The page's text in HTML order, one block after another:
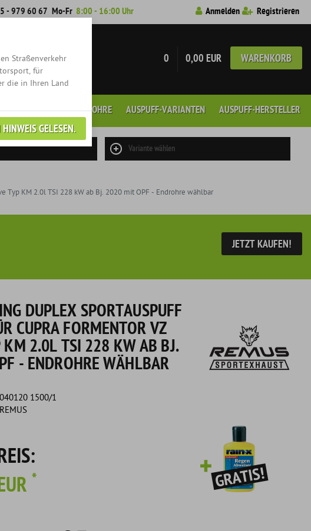
- 979 60 67 Mo-Fr 8:00 - 16:00 Uhr Anmelden Registrieren
0 0,00 EUR WARENKORB
ENDROHRE AUSPUFF-VARIANTEN AUSPUFF-HERSTELLER
Variante wählen
Typ KM 2.0l TSI 228 kW ab Bj. 2020 mit OPF - Endrohre wählbar
JETZT KAUFEN!
DUPLEX SPORTAUSPUFF
CUPRA FORMENTOR VZ
KM 2.0L TSI 228 KW AB BJ.
- ENDROHRE WÄHLBAR
040120 1500/1
REMUS
*
Straßenverkehr
für
die in Ihren Land
GELESEN.